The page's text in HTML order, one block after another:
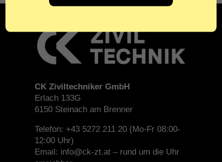
CK Ziviltechniker GmbH
Erlach 133G
6150 Steinach am Brenner
Telefon: +43 5272 211 20 (Mo-Fr 08:00-
12:00 Uhr)
Email: info@ck-zt.at – rund um die Uhr